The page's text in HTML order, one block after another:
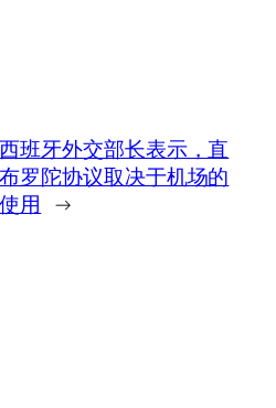
西班牙外交部长表示，直
布罗陀协议取决于机场的
使用 →